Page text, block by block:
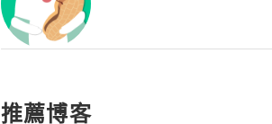
推薦博客